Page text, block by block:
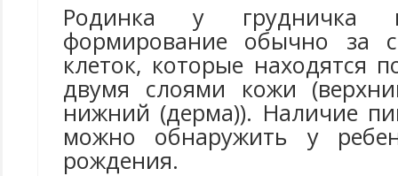
Родинка у грудничка
формирование обычно за
клеток, которые находятся
двумя слоями кожи
нижний (дерма)). Наличие
можно обнаружить у
рождения.